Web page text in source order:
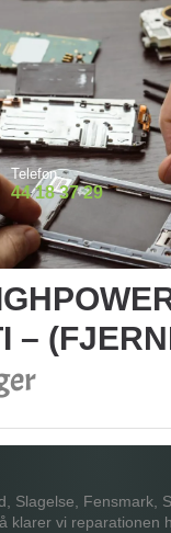
Telefon
44 18 37 29
–
Slagelse, Fensmark,
klarer vi reparationen